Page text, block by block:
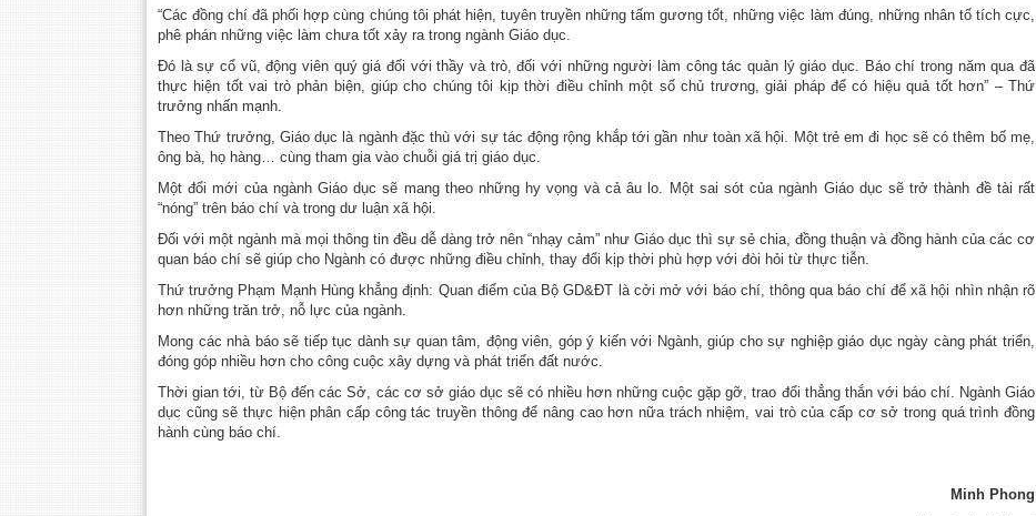
“Các đồng chí đã phối hợp cùng chúng tôi phát hiện, tuyên truyền những tấm gương tốt, những việc làm đúng, những nhân tố tích cực,
phê phán những việc làm chưa tốt xảy ra trong ngành Giáo dục.
Đó là sự cổ vũ, động viên quý giá đối với thầy và trò, đối với những người làm công tác quản lý giáo dục. Báo chí trong năm qua đã
thực hiện tốt vai trò phản biện, giúp cho chúng tôi kịp thời điều chỉnh một số chủ trương, giải pháp để có hiệu quả tốt hơn” – Thứ
trưởng nhấn mạnh.
Theo Thứ trưởng, Giáo dục là ngành đặc thù với sự tác động rộng khắp tới gần như toàn xã hội. Một trẻ em đi học sẽ có thêm bố mẹ,
ông bà, họ hàng… cùng tham gia vào chuỗi giá trị giáo dục.
Một đổi mới của ngành Giáo dục sẽ mang theo những hy vọng và cả âu lo. Một sai sót của ngành Giáo dục sẽ trở thành đề tài rất
“nóng” trên báo chí và trong dư luận xã hội.
Đối với một ngành mà mọi thông tin đều dễ dàng trở nên “nhạy cảm” như Giáo dục thì sự sẻ chia, đồng thuận và đồng hành của các cơ
quan báo chí sẽ giúp cho Ngành có được những điều chỉnh, thay đổi kịp thời phù hợp với đòi hỏi từ thực tiễn.
Thứ trưởng Phạm Mạnh Hùng khẳng định: Quan điểm của Bộ GD&ĐT là cởi mở với báo chí, thông qua báo chí để xã hội nhìn nhận rõ
hơn những trăn trở, nỗ lực của ngành.
Mong các nhà báo sẽ tiếp tục dành sự quan tâm, động viên, góp ý kiến với Ngành, giúp cho sự nghiệp giáo dục ngày càng phát triển,
đóng góp nhiều hơn cho công cuộc xây dựng và phát triển đất nước.
Thời gian tới, từ Bộ đến các Sở, các cơ sở giáo dục sẽ có nhiều hơn những cuộc gặp gỡ, trao đổi thẳng thắn với báo chí. Ngành Giáo
dục cũng sẽ thực hiện phân cấp công tác truyền thông để nâng cao hơn nữa trách nhiệm, vai trò của cấp cơ sở trong quá trình đồng
hành cùng báo chí.
Minh Phong